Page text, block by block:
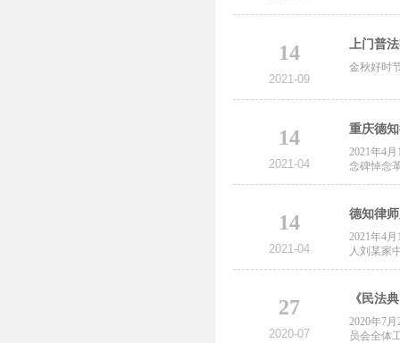
14
2021-09
上门普
金秋好时
14
2021-04
重庆德
2021年4
念碑悼念
14
2021-04
德知律
2021年4
人刘某家
27
2020-07
《民法
2020年7
员会全体